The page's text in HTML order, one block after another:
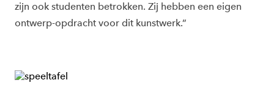
zijn ook studenten betrokken. Zij hebben een eigen
ontwerp-opdracht voor dit kunstwerk.”